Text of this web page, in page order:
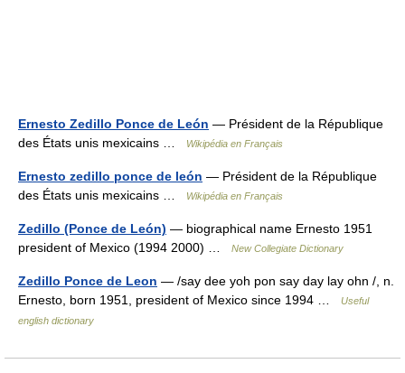
Ernesto Zedillo Ponce de León — Président de la République
des États unis mexicains …
Wikipédia en Français
Ernesto zedillo ponce de león — Président de la République
des États unis mexicains …
Wikipédia en Français
Zedillo (Ponce de León) — biographical name Ernesto 1951
president of Mexico (1994 2000) …
New Collegiate Dictionary
Zedillo Ponce de Leon — /say dee yoh pon say day lay ohn /, n.
Ernesto, born 1951, president of Mexico since 1994 …
Useful
english dictionary